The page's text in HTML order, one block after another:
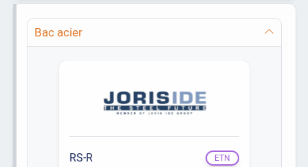
Bac acier
RS-R ETN